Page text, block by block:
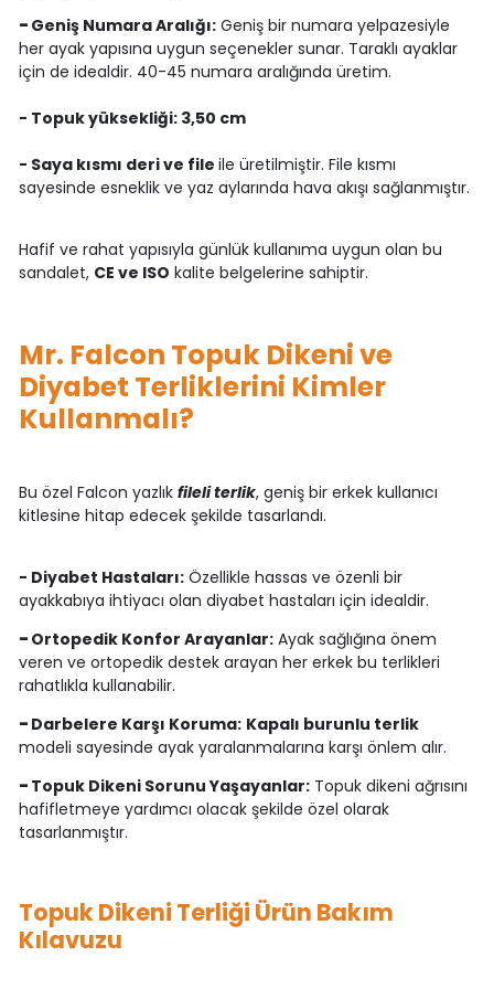
- Geniş Numara Aralığı:Geniş bir numara yelpazesiyle
her ayak yapısına uygun seçenekler sunar. Taraklı ayaklar
için de idealdir. 40-45 numara aralığında üretim.
- Topuk yüksekliği: 3,50 cm
- Saya kısmı deri ve file ile üretilmiştir. File kısmı
sayesinde esneklik ve yaz aylarında hava akışı sağlanmıştır.
Hafif ve rahat yapısıyla günlük kullanıma uygun olan bu
sandalet, CE ve ISO kalite belgelerine sahiptir.
Mr. Falcon Topuk Dikeni ve
Diyabet Terliklerini Kimler
Kullanmalı?
Bu özel Falcon yazlık fileli terlik, geniş bir erkek kullanıcı
kitlesine hitap edecek şekilde tasarlandı.
- Diyabet Hastaları:Özellikle hassas ve özenli bir
ayakkabıya ihtiyacı olan diyabet hastaları için idealdir.
- Ortopedik Konfor Arayanlar:Ayak sağlığına önem
veren ve ortopedik destek arayan her erkek bu terlikleri
rahatlıkla kullanabilir.
- Darbelere Karşı Koruma: Kapalı burunlu terlik
modeli sayesinde ayak yaralanmalarına karşı önlem alır.
- Topuk Dikeni Sorunu Yaşayanlar:Topuk dikeni ağrısını
hafifletmeye yardımcı olacak şekilde özel olarak
tasarlanmıştır.
Topuk Dikeni Terliği Ürün Bakım
Kılavuzu